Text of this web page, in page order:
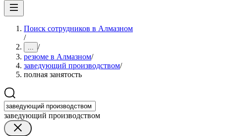
Поиск сотрудников в Алмазном
/
... /
резюме в Алмазном/
заведующий производством/
полная занятость
заведующий производством